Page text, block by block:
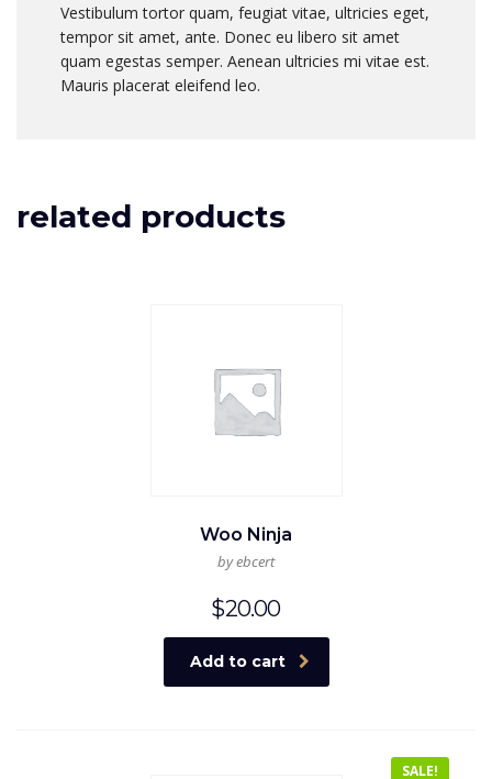
Vestibulum tortor quam, feugiat vitae, ultricies eget,
tempor sit amet, ante. Donec eu libero sit amet
quam egestas semper. Aenean ultricies mi vitae est.
Mauris placerat eleifend leo.
related products
Woo Ninja
by ebcert
$20.00
Add to cart
SALE!